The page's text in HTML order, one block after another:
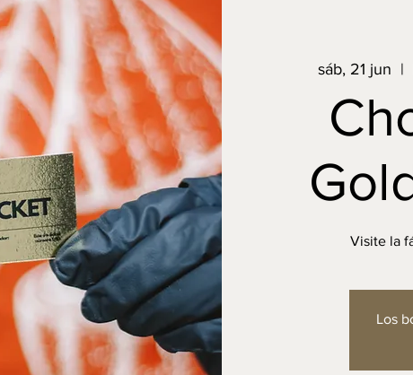
sáb, 21 jun
  |
Visite la
Los